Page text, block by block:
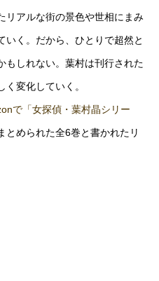
リアルな街の景色や世相にまみ
いく。だから、ひとりで超然と
もしれない。葉村は刊行された
変化していく。
で「女探偵・葉村晶シリー
とめられた全6巻と書かれたリ